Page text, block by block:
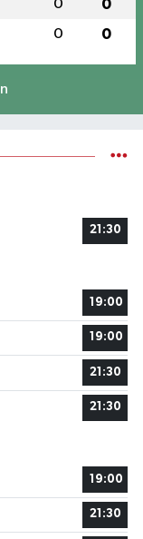
0 0
0 0
21:30
19:00
19:00
21:30
21:30
19:00
21:30